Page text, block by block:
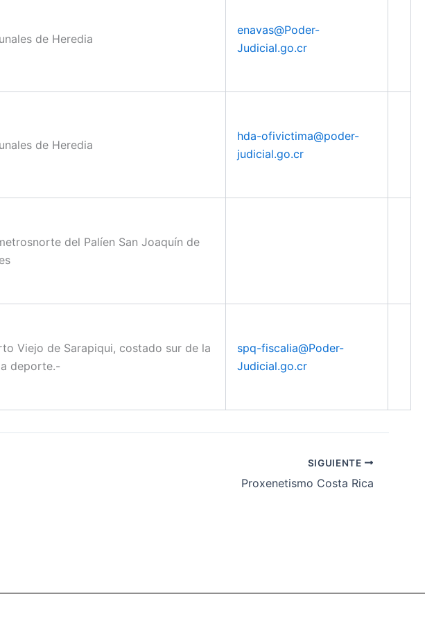
de Heredia
enavas@Poder-
Judicial.go.cr
de Heredia
hda-ofivictima@poder-
judicial.go.cr
del Palíen San Joaquín de
Viejo de Sarapiqui, costado sur de la
deporte.-
spq-fiscalia@Poder-
Judicial.go.cr
SIGUIENTE
Proxenetismo Costa Rica